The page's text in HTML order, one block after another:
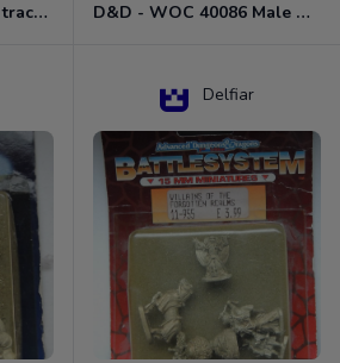
meccano ltd recovery tractor N°661 D&D - WOC 40086 Male Dwarven Cleric Miniature - Donjons Dragons
Delfiar